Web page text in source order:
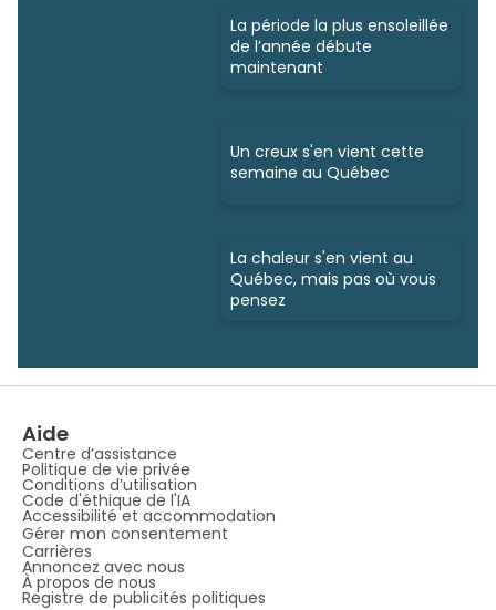
La période la plus ensoleillée
de l’année débute
maintenant
Un creux s'en vient cette
semaine au Québec
La chaleur s'en vient au
Québec, mais pas où vous
pensez
Aide
Centre d’assistance
Politique de vie privée
Conditions d’utilisation
Code d'éthique de l'IA
Accessibilité et accommodation
Gérer mon consentement
Carrières
Annoncez avec nous
À propos de nous
Registre de publicités politiques